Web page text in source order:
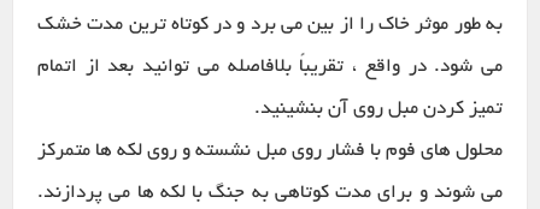
به طور موثر خاک را از بین می برد و در کوتاه ترین مدت خشک
می شود. در واقع ، تقریباً بلافاصله می توانید بعد از اتمام
تمیز کردن مبل روی آن بنشینید.
محلول های فوم با فشار روی مبل نشسته و روی لکه ها متمرکز
می شوند و برای مدت کوتاهی به جنگ با لکه ها می پردازند.